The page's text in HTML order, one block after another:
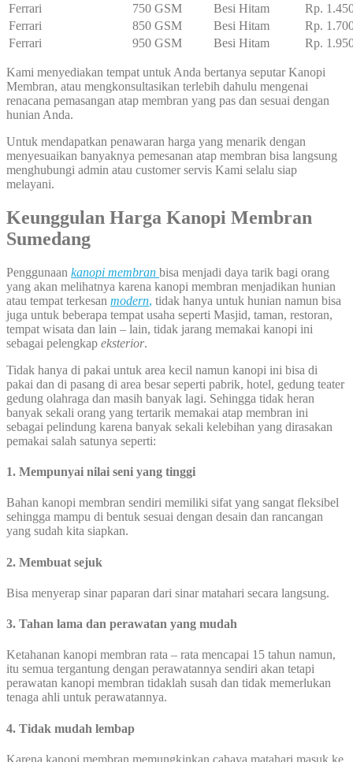
Ferrari
750 GSM Besi Hitam
Rp.
Ferrari
850 GSM Besi Hitam
Rp.
Ferrari
950 GSM Besi Hitam Rp.
Kami menyediakan tempat untuk Anda bertanya seputar Kanopi
Membran, atau mengkonsultasikan terlebih dahulu mengenai
renacana pemasangan atap membran yang pas dan sesuai dengan
hunian Anda.
Untuk mendapatkan penawaran harga yang menarik dengan
menyesuaikan banyaknya pemesanan atap membran bisa langsung
menghubungi admin atau customer servis Kami selalu siap
melayani.
Keunggulan Harga Kanopi Membran
Sumedang
Penggunaan kanopi membran bisa menjadi daya tarik bagi orang
yang akan melihatnya karena kanopi membran menjadikan hunian
atau tempat terkesan modern, tidak hanya untuk hunian namun bisa
juga untuk beberapa tempat usaha seperti Masjid, taman, restoran,
tempat wisata dan lain – lain, tidak jarang memakai kanopi ini
sebagai pelengkap eksterior.
Tidak hanya di pakai untuk area kecil namun kanopi ini bisa di
pakai dan di pasang di area besar seperti pabrik, hotel, gedung teater
gedung olahraga dan masih banyak lagi. Sehingga tidak heran
banyak sekali orang yang tertarik memakai atap membran ini
sebagai pelindung karena banyak sekali kelebihan yang dirasakan
pemakai salah satunya seperti:
1. Mempunyai nilai seni yang tinggi
Bahan kanopi membran sendiri memiliki sifat yang sangat fleksibel
sehingga mampu di bentuk sesuai dengan desain dan rancangan
yang sudah kita siapkan.
2. Membuat sejuk
Bisa menyerap sinar paparan dari sinar matahari secara langsung.
3. Tahan lama dan perawatan yang mudah
Ketahanan kanopi membran rata – rata mencapai 15 tahun namun,
itu semua tergantung dengan perawatannya sendiri akan tetapi
perawatan kanopi membran tidaklah susah dan tidak memerlukan
tenaga ahli untuk perawatannya.
4. Tidak mudah lembap
Karena kanopi membran memungkinkan cahaya matahari masuk ke